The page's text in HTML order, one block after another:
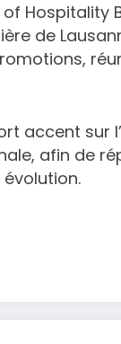
of Hospitality
de
accent sur
afin de